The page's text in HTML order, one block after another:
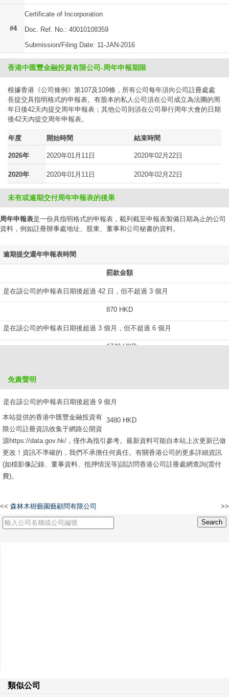
#4
Certificate of Incorporation
Doc. Ref. No.: 40010108359
Submission/Filing Date: 11-JAN-2016
香港中匯豐金融投資有限公司-周年申報期限
根據香港《公司條例》第107及109條，所有公司每年須向公司註冊處處
長提交具指明格式的申報表。有股本的私人公司須在公司成立為法團的周
年日後42天內提交周年申報表；其他公司則須在公司舉行周年大會的日期
後42天內提交周年申報表。
年度 開始時間 結束時間
2026年 2020年01月11日 2020年02月22日
2020年 2020年01月11日 2020年02月22日
未有或逾期交付周年申報表的後果
周年申報表是一份具指明格式的申報表，載列截至申報表製備日期為止的公司
資料，例如註冊辦事處地址、股東、董事和公司秘書的資料。
逾期提交週年申報表時間
罰款金額
是在該公司的申報表日期後超過 42 日，但不超過 3 個月
870 HKD
是在該公司的申報表日期後超過 3 個月，但不超過 6 個月
1740 HKD
是在該公司的申報表日期後超過 9 個月
3480 HKD
免責聲明
本站提供的香港中匯豐金融投資有
限公司註冊資訊收集于網路公開資
源https://data.gov.hk/，僅作為指引參考。最新資料可能自本站上次更新已做
更改！資訊不準確的，我們不承擔任何責任。有關香港公司的更多詳細資訊
(如檔影像記錄、董事資料、抵押情況等)請訪問香港公司註冊處網查詢(需付
費)。
<< 森林木樹藝園藝顧問有限公司 >>
類似公司